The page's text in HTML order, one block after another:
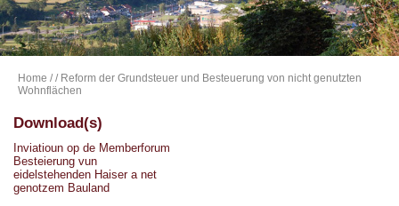
Home // Reform der Grundsteuer und Besteuerung von nicht genutzten
Wohnflächen
Download(s)
Inviatioun op de Memberforum
Besteierung vun
eidelstehenden Haiser a net
genotzem Bauland